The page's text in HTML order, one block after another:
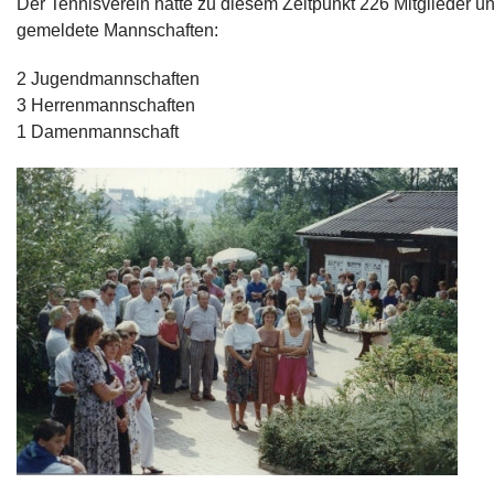
gemeldete Mannschaften:
2 Jugendmannschaften
3 Herrenmannschaften
1 Damenmannschaft